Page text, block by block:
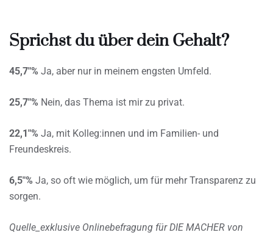
Sprichst du über dein Gehalt?
45,7″% Ja, aber nur in meinem engsten Umfeld.
25,7″% Nein, das Thema ist mir zu privat.
22,1″% Ja, mit Kolleg:innen und im Familien- und
Freundeskreis.
6,5″% Ja, so oft wie möglich, um für mehr Transparenz zu
sorgen.
Quelle_exklusive Onlinebefragung für DIE MACHER von